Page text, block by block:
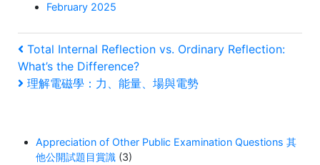
February 2025
Post
navigation
Previous
Post
Total Internal Reflection vs. Ordinary Reflection:
What’s the Difference?
Next
理解電磁學：力、能量、場與電勢
Appreciation of Other Public Examination Questions 其
他公開試題目賞識 (3)